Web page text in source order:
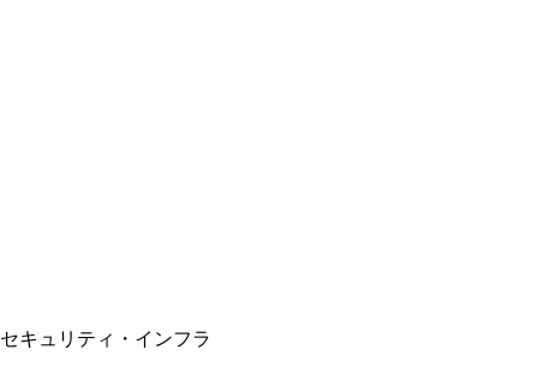
セキュリティ・インフラ